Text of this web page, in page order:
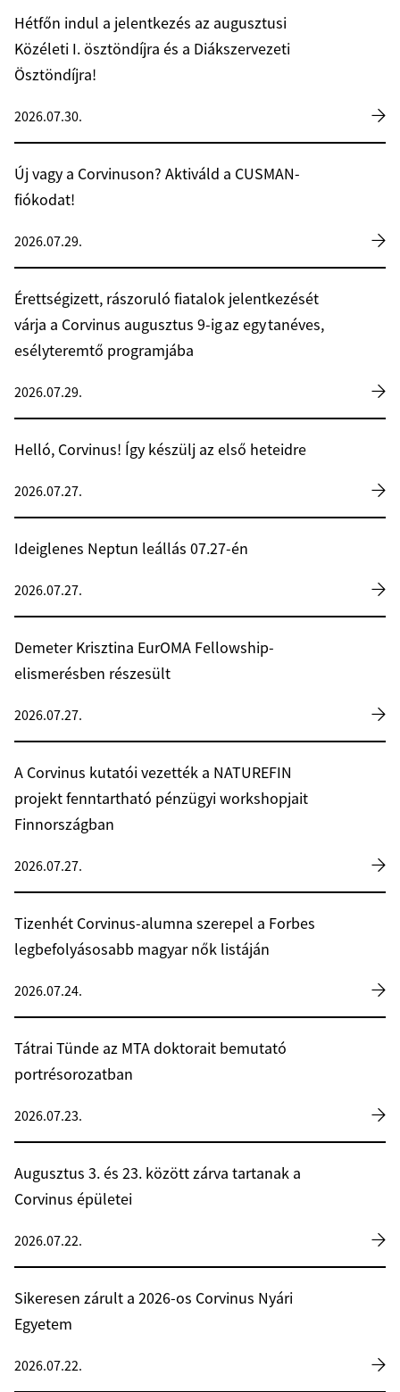
Hétfőn indul a jelentkezés az augusztusi
Közéleti I. ösztöndíjra és a Diákszervezeti
Ösztöndíjra!
2026.07.30.
Új vagy a Corvinuson? Aktiváld a CUSMAN-
fiókodat!
2026.07.29.
Érettségizett, rászoruló fiatalok jelentkezését
várja a Corvinus augusztus 9-ig az egy tanéves,
esélyteremtő programjába
2026.07.29.
Helló, Corvinus! Így készülj az első heteidre
2026.07.27.
Ideiglenes Neptun leállás 07.27-én
2026.07.27.
Demeter Krisztina EurOMA Fellowship-
elismerésben részesült
2026.07.27.
A Corvinus kutatói vezették a NATUREFIN
projekt fenntartható pénzügyi workshopjait
Finnországban
2026.07.27.
Tizenhét Corvinus-alumna szerepel a Forbes
legbefolyásosabb magyar nők listáján
2026.07.24.
Tátrai Tünde az MTA doktorait bemutató
portrésorozatban
2026.07.23.
Augusztus 3. és 23. között zárva tartanak a
Corvinus épületei
2026.07.22.
Sikeresen zárult a 2026-os Corvinus Nyári
Egyetem
2026.07.22.